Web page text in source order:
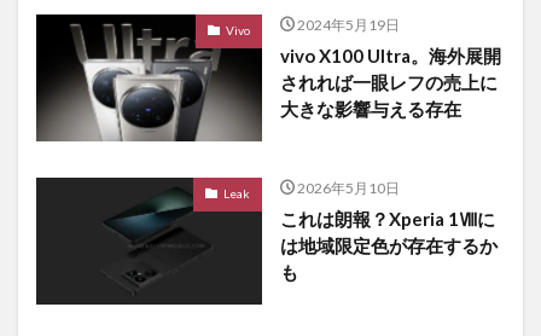
Vivo 2024年5月19日
vivo X100 Ultra。海外展開
されれば一眼レフの売上に
大きな影響与える存在
Leak 2026年5月10日
これは朗報？Xperia 1Ⅷに
は地域限定色が存在するか
も